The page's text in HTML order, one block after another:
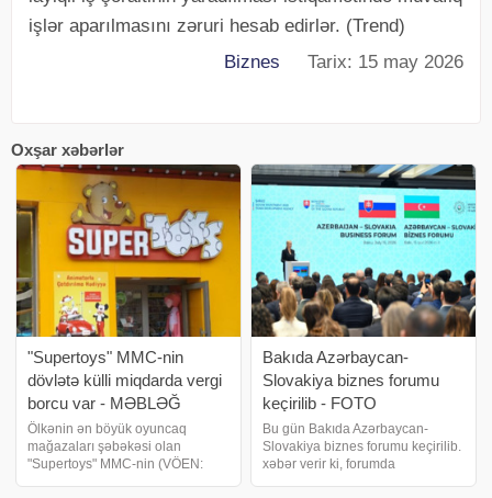
işlər aparılmasını zəruri hesab edirlər. (Trend)
Biznes Tarix: 15 may 2026
Oxşar xəbərlər
"Supertoys" MMC-nin
dövlətə külli miqdarda vergi
borcu var - MƏBLƏĞ
Ölkənin ən böyük oyuncaq
mağazaları şəbəkəsi olan
"Supertoys" MMC-nin (VÖEN:
Bakıda Azərbaycan-
Slovakiya biznes forumu
keçirilib - FOTO
Bu gün Bakıda Azərbaycan-
Slovakiya biznes forumu keçirilib.
xəbər verir ki, forumda